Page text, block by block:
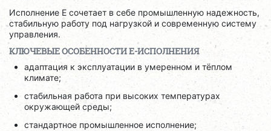
Исполнение E сочетает в себе промышленную надежность,
стабильную работу под нагрузкой и современную систему
управления.
КЛЮЧЕВЫЕ ОСОБЕННОСТИ E-ИСПОЛНЕНИЯ
адаптация к эксплуатации в умеренном и тёплом
климате;
стабильная работа при высоких температурах
окружающей среды;
стандартное промышленное исполнение;